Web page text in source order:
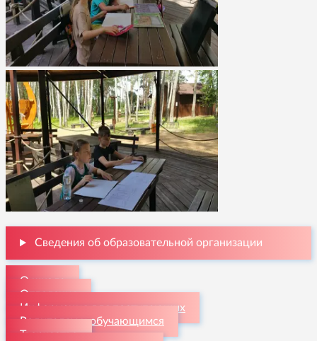
Сведения об образовательной организации
О школе
Отделения
Информация для поступающих
Родителям и обучающимся
Творчество